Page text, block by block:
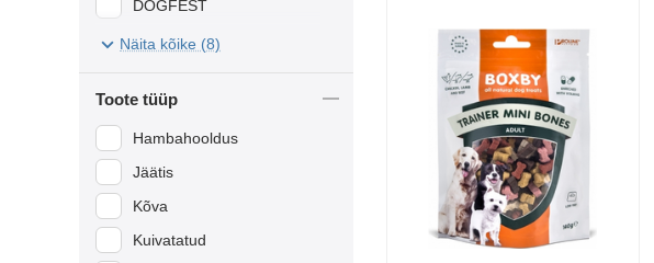
DOGFEST
HAU&MIAU
YOW UP
Näita kõike (8)
Toote tüüp
Hambahooldus
Jäätis
Kõva
Kuivatatud